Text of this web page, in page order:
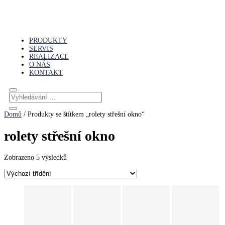
PRODUKTY
SERVIS
REALIZACE
O NÁS
KONTAKT
Domů / Produkty se štítkem „rolety střešní okno“
rolety střešní okno
Zobrazeno 5 výsledků